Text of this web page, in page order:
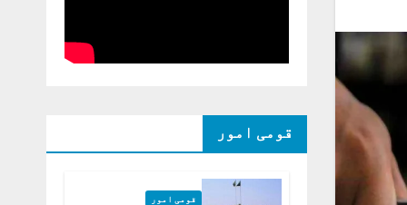
قومی امور
قومی امور